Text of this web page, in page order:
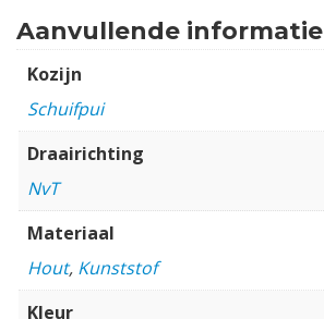
Aanvullende informatie
Kozijn
Schuifpui
Draairichting
NvT
Materiaal
Hout, Kunststof
Kleur